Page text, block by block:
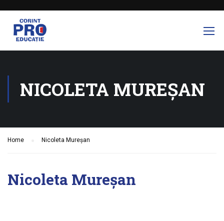
NICOLETA MUREȘAN
Home Nicoleta Mureșan
Nicoleta Mureșan